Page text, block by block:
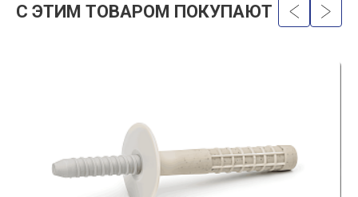
С ЭТИМ ТОВАРОМ ПОКУПАЮТ